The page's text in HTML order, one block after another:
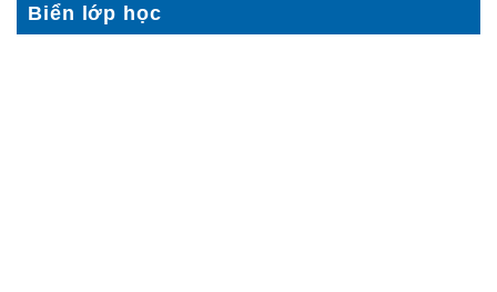
Biển lớp học